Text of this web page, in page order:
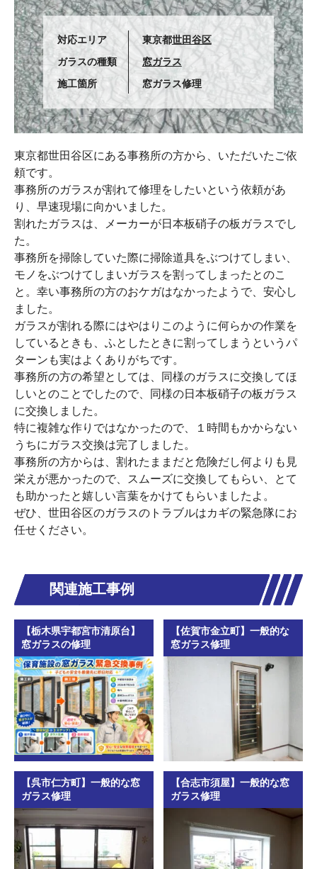
対応エリア 東京都世田谷区
ガラスの種類
窓ガラス
施工箇所
窓ガラス修理
東京都世田谷区にある事務所の方から、いただいたご依
頼です。
事務所のガラスが割れて修理をしたいという依頼があ
り、早速現場に向かいました。
割れたガラスは、メーカーが日本板硝子の板ガラスでし
た。
事務所を掃除していた際に掃除道具をぶつけてしまい、
モノをぶつけてしまいガラスを割ってしまったとのこ
と。幸い事務所の方のおケガはなかったようで、安心し
ました。
ガラスが割れる際にはやはりこのように何らかの作業を
しているときも、ふとしたときに割ってしまうというパ
ターンも実はよくありがちです。
事務所の方の希望としては、同様のガラスに交換してほ
しいとのことでしたので、同様の日本板硝子の板ガラス
に交換しました。
特に複雑な作りではなかったので、１時間もかからない
うちにガラス交換は完了しました。
事務所の方からは、割れたままだと危険だし何よりも見
栄えが悪かったので、スムーズに交換してもらい、とて
も助かったと嬉しい言葉をかけてもらいましたよ。
ぜひ、世田谷区のガラスのトラブルはカギの緊急隊にお
任せください。
関連施工事例
【栃木県宇都宮市清原台】
窓ガラスの修理
【佐賀市金立町】一般的な
窓ガラス修理
【呉市仁方町】一般的な窓
ガラス修理
【合志市須屋】一般的な窓
ガラス修理